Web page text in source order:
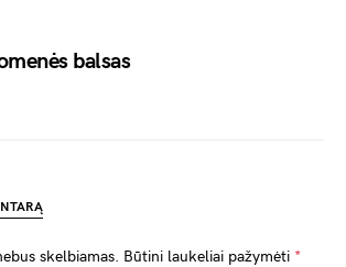
balsas
skelbiamas. Būtini laukeliai pažymėti *